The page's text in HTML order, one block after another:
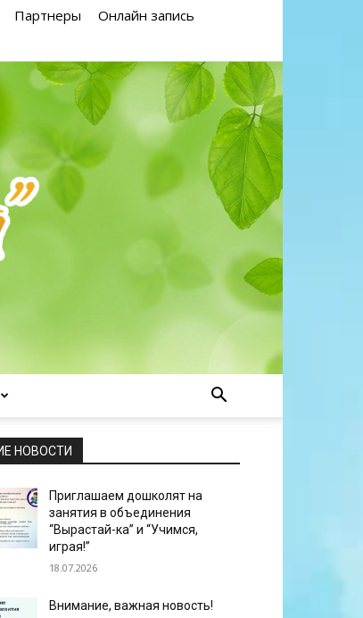
Партнеры
Онлайн запись
НОВОСТИ
Приглашаем дошколят на
занятия в объединения
“Вырастай-ка” и “Учимся,
играя!”
18.07.2026
Внимание, важная новость!